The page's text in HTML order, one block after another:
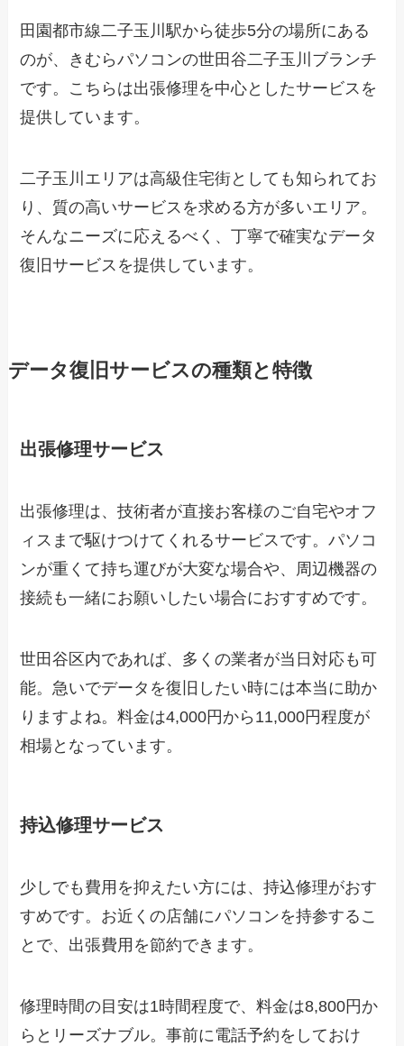
田園都市線二子玉川駅から徒歩5分の場所にある
のが、きむらパソコンの世田谷二子玉川ブランチ
です。こちらは出張修理を中心としたサービスを
提供しています。
二子玉川エリアは高級住宅街としても知られてお
り、質の高いサービスを求める方が多いエリア。
そんなニーズに応えるべく、丁寧で確実なデータ
復旧サービスを提供しています。
データ復旧サービスの種類と特徴
出張修理サービス
出張修理は、技術者が直接お客様のご自宅やオフ
ィスまで駆けつけてくれるサービスです。パソコ
ンが重くて持ち運びが大変な場合や、周辺機器の
接続も一緒にお願いしたい場合におすすめです。
世田谷区内であれば、多くの業者が当日対応も可
能。急いでデータを復旧したい時には本当に助か
りますよね。料金は4,000円から11,000円程度が
相場となっています。
持込修理サービス
少しでも費用を抑えたい方には、持込修理がおす
すめです。お近くの店舗にパソコンを持参するこ
とで、出張費用を節約できます。
修理時間の目安は1時間程度で、料金は8,800円か
らとリーズナブル。事前に電話予約をしておけ